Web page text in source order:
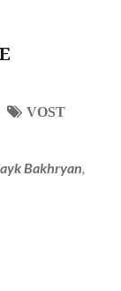
VOST
Bakhryan,